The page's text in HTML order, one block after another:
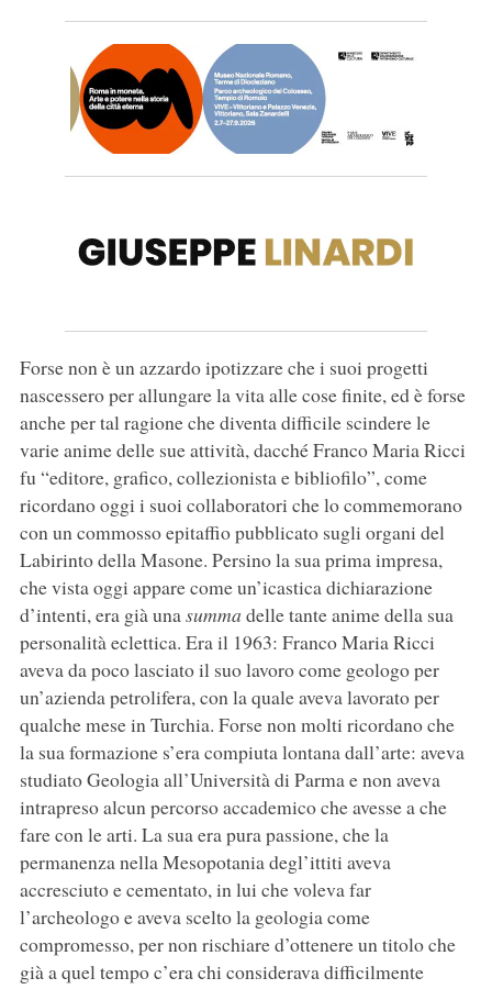
Forse non è un azzardo ipotizzare che i suoi progetti
nascessero per allungare la vita alle cose finite, ed è forse
anche per tal ragione che diventa difficile scindere le
varie anime delle sue attività, dacché Franco Maria Ricci
fu “editore, grafico, collezionista e bibliofilo”, come
ricordano oggi i suoi collaboratori che lo commemorano
con un commosso epitaffio pubblicato sugli organi del
Labirinto della Masone. Persino la sua prima impresa,
che vista oggi appare come un’icastica dichiarazione
d’intenti, era già unasumma delle tante anime della sua
personalità eclettica. Era il 1963: Franco Maria Ricci
aveva da poco lasciato il suo lavoro come geologo per
un’azienda petrolifera, con la quale aveva lavorato per
qualche mese in Turchia. Forse non molti ricordano che
la sua formazione s’era compiuta lontana dall’arte: aveva
studiato Geologia all’Università di Parma e non aveva
intrapreso alcun percorso accademico che avesse a che
fare con le arti. La sua era pura passione, che la
permanenza nella Mesopotania degl’ittiti aveva
accresciuto e cementato, in lui che voleva far
l’archeologo e aveva scelto la geologia come
compromesso, per non rischiare d’ottenere un titolo che
già a quel tempo c’era chi considerava difficilmente